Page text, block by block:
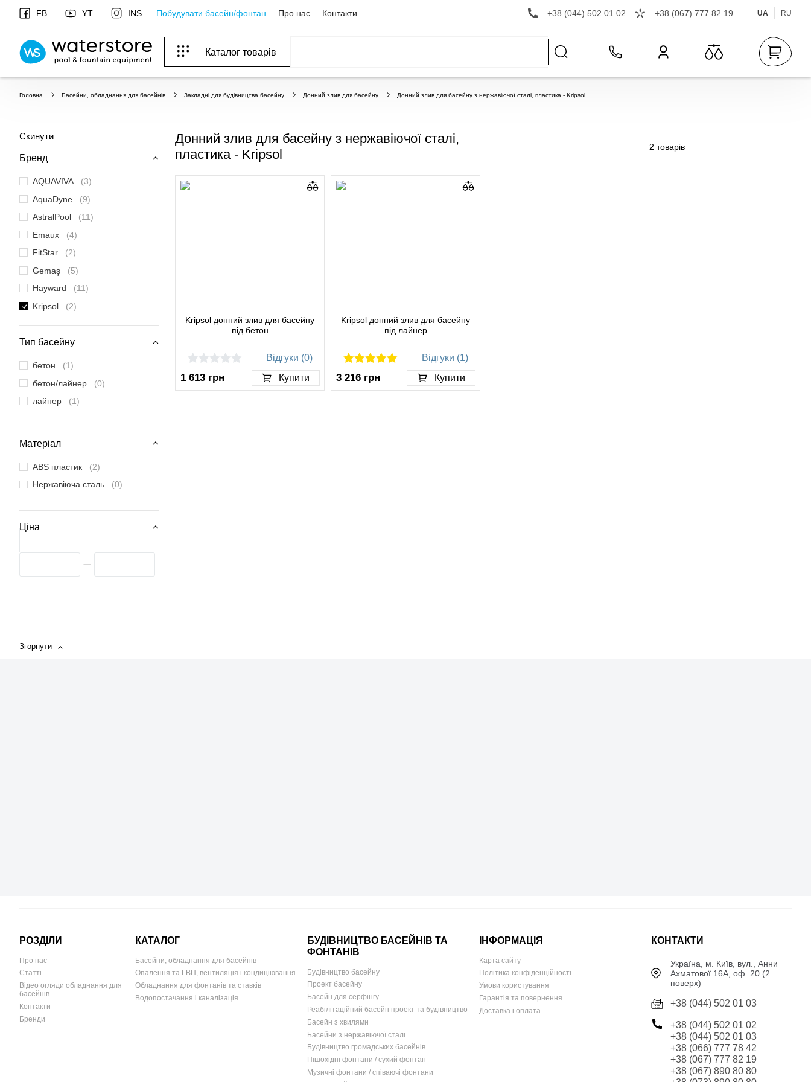
FB YT INS Побудувати басейн/фонтан Про нас Контакти +38 (044) 502 01 02 +38 (067) 777 82 19 UA RU
Каталог товарів
Головна Басейни, обладнання для басейнів Закладні для будівництва басейну Донний злив для басейну Донний злив для басейну з нержавіючої сталі, пластика - Kripsol
Скинути
Бренд
AQUAVIVA
(3)
AquaDyne
(9)
AstralPool
(11)
Emaux
(4)
FitStar
(2)
Gemaş
(5)
Hayward
(11)
Kripsol
(2)
MTS Produkte
(2)
Pahlen
(4)
Тип басейну
бетон
(1)
бетон/лайнер
(0)
лайнер
(1)
Матеріал
ABS пластик
(2)
Нержавіюча сталь
(0)
Ціна
Донний злив для басейну з нержавіючої сталі,
пластика - Kripsol
2 товарів
Kripsol донний злив для басейну
під бетон
Відгуки (0)
1 613 грн Купити
Kripsol донний злив для басейну
під лайнер
Відгуки (1)
3 216 грн Купити
РОЗДІЛИ
Про нас
Статті
Відео огляди обладнання для
басейнів
Контакти
Бренди
КАТАЛОГ
Басейни, обладнання для басейнів
Опалення та ГВП, вентиляція і кондиціювання
Обладнання для фонтанів та ставків
Водопостачання і каналізація
БУДІВНИЦТВО БАСЕЙНІВ ТА
ФОНТАНІВ
Будівництво басейну
Проект басейну
Басейн для серфінгу
Реабілітаційний басейн проект та будівництво
Басейн з хвилями
Басейни з нержавіючої сталі
Будівництво громадських басейнів
Пішохідні фонтани / сухий фонтан
Музичні фонтани / співаючі фонтани
ІНФОРМАЦІЯ
Карта сайту
Політика конфіденційності
Умови користування
Гарантія та повернення
Доставка і оплата
КОНТАКТИ
Українa, м. Київ, вул., Анни
Ахматової 16А, оф. 20 (2
поверх)
+38 (044) 502 01 03
+38 (044) 502 01 02
+38 (044) 502 01 03
+38 (066) 777 78 42
+38 (067) 777 82 19
+38 (067) 890 80 80